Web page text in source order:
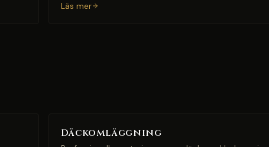
Läs mer
Däckomläggning